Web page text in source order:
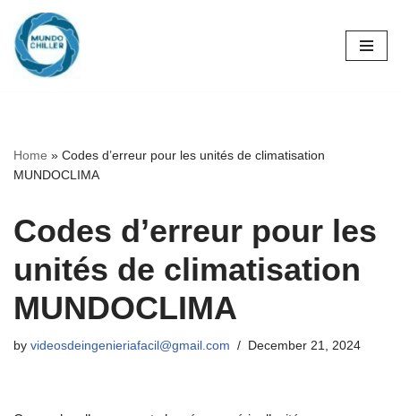
Skip
to
Home » Codes d’erreur pour les unités de climatisation
MUNDOCLIMA
Codes d’erreur pour les
unités de climatisation
MUNDOCLIMA
by videosdeingenieriafacil@gmail.com December 21, 2024